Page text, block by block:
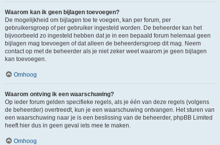
Waarom kan ik geen bijlagen toevoegen?
De mogelijkheid om bijlagen toe te voegen, kan per forum, per
gebruikersgroep of per gebruiker ingesteld worden. De beheerder kan het
bijvoorbeeld zo ingesteld hebben dat je in een bepaald forum helemaal geen
bijlagen mag toevoegen of dat alleen de beheerdersgroep dit mag. Neem
contact op met de beheerder als je niet zeker weet waarom je geen bijlagen
kan toevoegen.
Omhoog
Waarom ontving ik een waarschuwing?
Op ieder forum gelden specifieke regels, als je één van deze regels (volgens
de beheerder) overtreedt, kun je een waarschuwing ontvangen. Het sturen van
een waarschuwing naar je is een beslissing van de beheerder, phpBB Limited
heeft hier dus in geen geval iets mee te maken.
Omhoog